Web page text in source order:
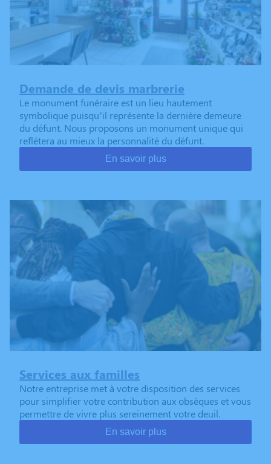
Demande de devis marbrerie
Le monument funéraire est un lieu hautement
symbolique puisqu’il représente la dernière demeure
du défunt. Nous proposons un monument unique qui
reflétera au mieux la personnalité du défunt.
En savoir plus
Services aux familles
Notre entreprise met à votre disposition des services
pour simplifier votre contribution aux obsèques et vous
permettre de vivre plus sereinement votre deuil.
En savoir plus